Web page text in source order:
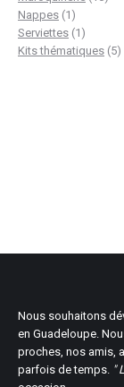
Nappes 1 1
produit
Serviettes 1 1
produit
Kits thématiques 55
Nous souhaitons
en Guadeloupe.
proches, nos amis,
parfois de temps. "